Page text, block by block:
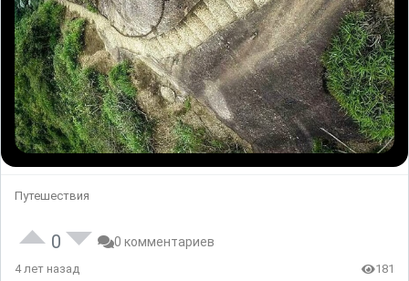
Путешествия
0 0 комментариев
4 лет назад 181